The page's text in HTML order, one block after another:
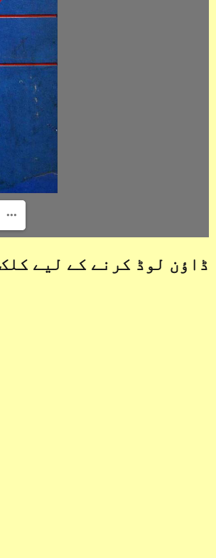
ڈاؤن لوڈ کرنے کے لیے